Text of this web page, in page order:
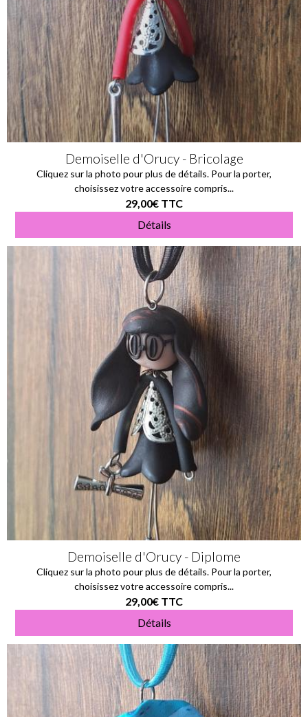
Demoiselle d'Orucy - Bricolage
Cliquez sur la photo pour plus de détails. Pour la porter,
choisissez votre accessoire compris...
29,00€ TTC
Détails
Demoiselle d'Orucy - Diplome
Cliquez sur la photo pour plus de détails. Pour la porter,
choisissez votre accessoire compris...
29,00€ TTC
Détails